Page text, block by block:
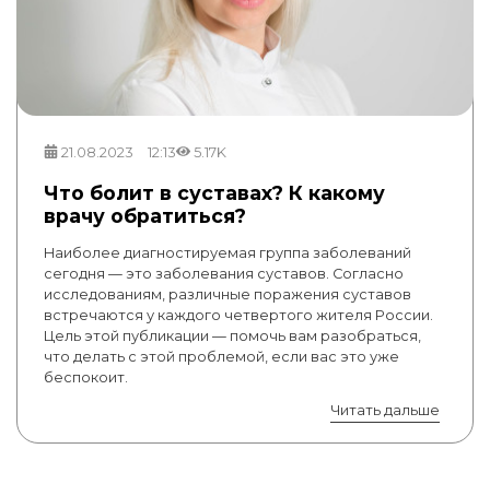
21.08.2023 12:13 5.17K
Что болит в суставах? К какому
врачу обратиться?
Наиболее диагностируемая группа заболеваний
сегодня — это заболевания суставов. Согласно
исследованиям, различные поражения суставов
встречаются у каждого четвертого жителя России.
Цель этой публикации — помочь вам разобраться,
что делать с этой проблемой, если вас это уже
беспокоит.
Читать дальше